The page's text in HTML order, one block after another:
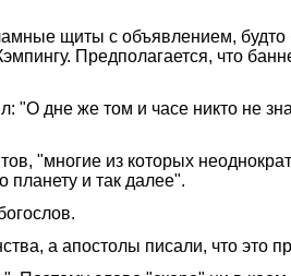
щиты с объявлением, будто
Предполагается, что
"О дне же том и часе никто не
"многие из которых
планету и так далее".
а апостолы писали, что это